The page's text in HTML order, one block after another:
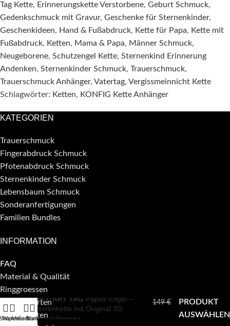
Tag Kette, Erinnerungskette Verstorbene, Geburt Schmuck,
Gedenkschmuck mit Gravur, Geschenke für Sternenkinder,
Geschenkideen, Hand & Fußabdruck, Kette für Papa, Kette mit
Fußabdruck, Ketten, Mama & Papa, Männer Schmuck,
Neugeborene, Schutzengel Kette, Sternenkind Erinnerung
Andenken, Sternenkinder Schmuck, Trauerschmuck,
Trauerschmuck Anhänger, Vatertag, Vergissmeinnicht Kette
Schlagwörter: Ketten, KONFIG Kette Anhänger
KATEGORIEN
Trauerschmuck
Fingerabdruck Schmuck
Pfotenabdruck Schmuck
Sternenkinder Schmuck
Lebensbaum Schmuck
Sonderanfertigungen
Familien Bundles
INFORMATION
FAQ
Material & Qualität
Ringgroessen
Zahlungsarten
Versandarten
MILITARY TAG Papas Engel –
Herrenkette mit Original 3D
Abdruckgravur
149€
PRODUKT
AUSWÄHLEN
Shop
Warenkorb
Mein Konto
Start